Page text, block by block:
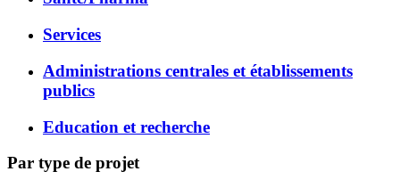
Services
Administrations centrales et établissements
publics
Education et recherche
Par type de projet